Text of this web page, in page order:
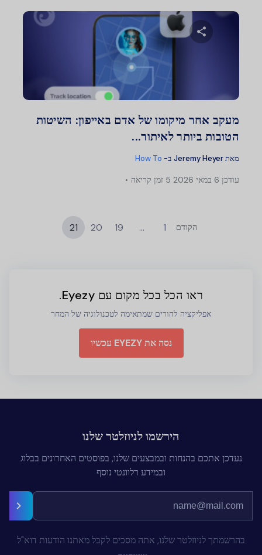
שתף מאמר זה
מעקב אחר מיקומו של אדם באייפון: השיטות
הטובות ביותר לאיתור...
מאתJeremy Heyer ב- How To
עודכן 5 זמן קריאה
הקודם 1
…
19
20
21
ראו הכל בכל מקום עם Eyezy.
אפליקציה להורים שמתאימה לטכנולוגיה של המחר
נסה את EYEZY עכשיו
הירשמו לניוזלטר שלנו
נעדכן אתכם בהנחות ובמבצעים שלנו, בפוסטים האחרונים בבלוג
ובמידע רלוונטי נוסף
בהרשמתך לניוזלטר שלנו, אתה מסכים לקבל מאתנו הודעות דוא"ל